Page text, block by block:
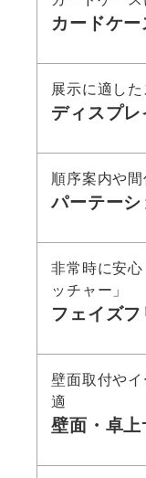
カードケ
展示に適し
ディスプ
順序案内や
パーテー
非常時に安
ッチャー」
フェイズ
壁面取付や
適
壁面・卓